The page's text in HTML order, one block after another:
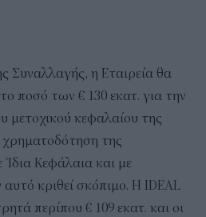
Συναλλαγής, η Εταιρεία θα
ποσό των € 130 εκατ. για την
μετοχικού κεφαλαίου της
της
Ίδια Κεφάλαια και με
αυτό κριθεί σκόπιμο. Η IDEAL
περίπου € 109 εκατ. και οι